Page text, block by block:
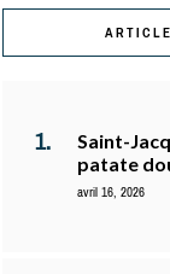
Saint-
patate
avril 16, 2026